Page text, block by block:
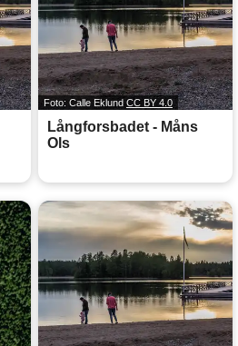
Foto: Calle Eklund CC BY 4.0
Långforsbadet - Måns
Ols